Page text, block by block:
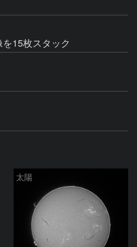
15枚スタック
太陽